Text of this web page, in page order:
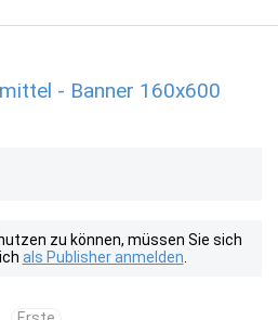
- Banner 160x600
zu können, müssen Sie sich
als Publisher anmelden